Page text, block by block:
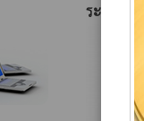
ระบบสา